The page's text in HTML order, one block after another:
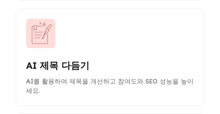
AI 제목 다듬기
AI를 활용하여 제목을 개선하고 참여도와 SEO 성능을 높이
세요.